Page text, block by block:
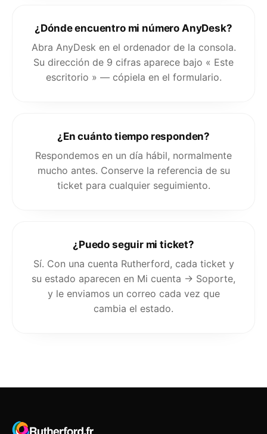
¿Dónde encuentro mi número AnyDesk?
Abra AnyDesk en el ordenador de la consola.
Su dirección de 9 cifras aparece bajo « Este
escritorio » — cópiela en el formulario.
¿En cuánto tiempo responden?
Respondemos en un día hábil, normalmente
mucho antes. Conserve la referencia de su
ticket para cualquier seguimiento.
¿Puedo seguir mi ticket?
Sí. Con una cuenta Rutherford, cada ticket y
su estado aparecen en Mi cuenta → Soporte,
y le enviamos un correo cada vez que
cambia el estado.